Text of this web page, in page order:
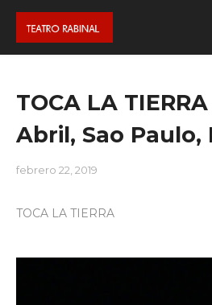
TOCA LA
Abril, Sao Paulo,
febrero 22, 2019
TOCA LA TIERRA